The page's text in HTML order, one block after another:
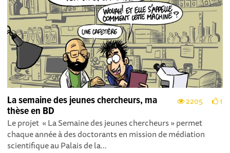
2205 1
La semaine des jeunes chercheurs, ma
thèse en BD
Le projet « La Semaine des jeunes chercheurs » permet
chaque année à des doctorants en mission de médiation
scientifique au Palais de la...